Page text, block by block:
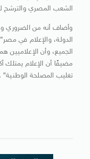
الشعب المصري والترشح
وأضاف أنه من الضروري
الدولة، والإعلام في
الجميع، وأن الإعلاميين
تغليب المصلحة الوطنية” .